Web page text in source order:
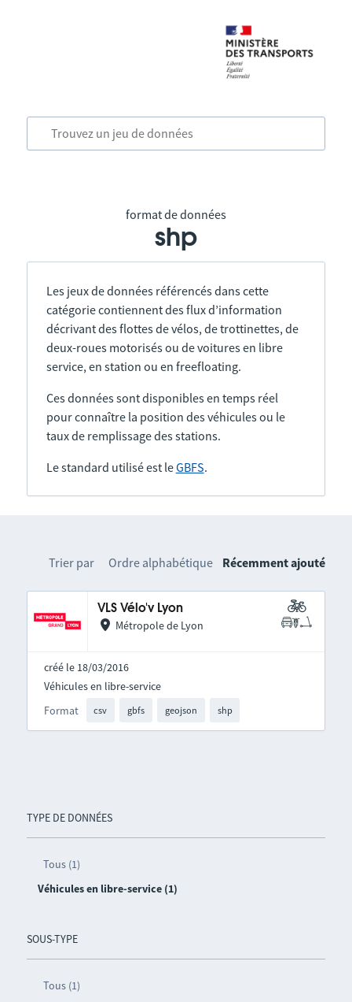
format de données
shp
Les jeux de données référencés dans cette
catégorie contiennent des flux d’information
décrivant des flottes de vélos, de trottinettes, de
deux-roues motorisés ou de voitures en libre
service, en station ou en freefloating.
Ces données sont disponibles en temps réel
pour connaître la position des véhicules ou le
taux de remplissage des stations.
Le standard utilisé est leGBFS.
TYPE DE DONNÉES
Tous (1)
Véhicules en libre-service (1)
SOUS-TYPE
Tous (1)
Trier par Ordre alphabétique Récemment ajouté
VLS Vélo'v Lyon
Métropole de Lyon
créé le 18/03/2016
Format csv gbfs geojson shp
Véhicules en libre-service